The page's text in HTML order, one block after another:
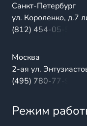
Санкт-Петербург
ул. Короленко, д.7
(812) 454-05-54
Москва
2-ая ул.
(495) 780-77-98
Режим